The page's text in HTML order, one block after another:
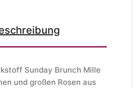
Sunday Brunch Mille
und großen Rosen aus